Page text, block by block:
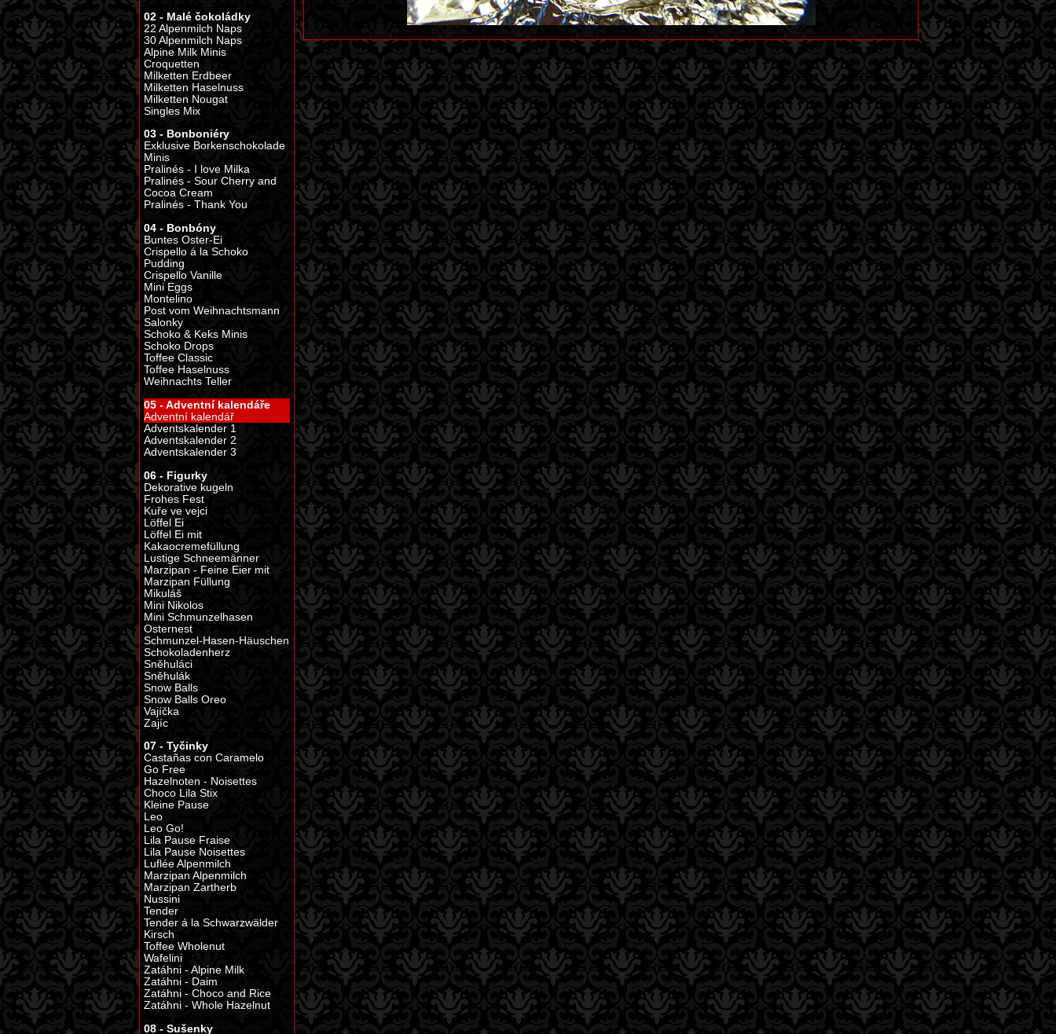
02 - Malé čokoládky
22 Alpenmilch Naps
30 Alpenmilch Naps
Alpine Milk Minis
Croquetten
Milketten Erdbeer
Milketten Haselnuss
Milketten Nougat
Singles Mix
03 - Bonboniéry
Exklusive Borkenschokolade
Minis
Pralinés - I love Milka
Pralinés - Sour Cherry and
Cocoa Cream
Pralinés - Thank You
04 - Bonbóny
Buntes Oster-Ei
Crispello á la Schoko
Pudding
Crispello Vanille
Mini Eggs
Montelino
Post vom Weihnachtsmann
Salonky
Schoko & Keks Minis
Schoko Drops
Toffee Classic
Toffee Haselnuss
Weihnachts Teller
05 - Adventní kalendáře
Adventní kalendář
Adventskalender 1
Adventskalender 2
Adventskalender 3
06 - Figurky
Dekorative kugeln
Frohes Fest
Kuře ve vejci
Löffel Ei
Löffel Ei mit
Kakaocremefüllung
Lustige Schneemänner
Marzipan - Feine Eier mit
Marzipan Füllung
Mikuláš
Mini Nikolos
Mini Schmunzelhasen
Osternest
Schmunzel-Hasen-Häuschen
Schokoladenherz
Sněhuláci
Sněhulák
Snow Balls
Snow Balls Oreo
Vajíčka
Zajíc
07 - Tyčinky
Castañas con Caramelo
Go Free
Hazelnoten - Noisettes
Choco Lila Stix
Kleine Pause
Leo
Leo Go!
Lila Pause Fraise
Lila Pause Noisettes
Luflée Alpenmilch
Marzipan Alpenmilch
Marzipan Zartherb
Nussini
Tender
Tender á la Schwarzwälder
Kirsch
Toffee Wholenut
Wafelini
Zatáhni - Alpine Milk
Zatáhni - Daim
Zatáhni - Choco and Rice
Zatáhni - Whole Hazelnut
08 - Sušenky